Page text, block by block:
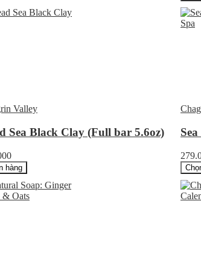
Valley
Sea Black Clay (Full bar 5.6oz)
hàng